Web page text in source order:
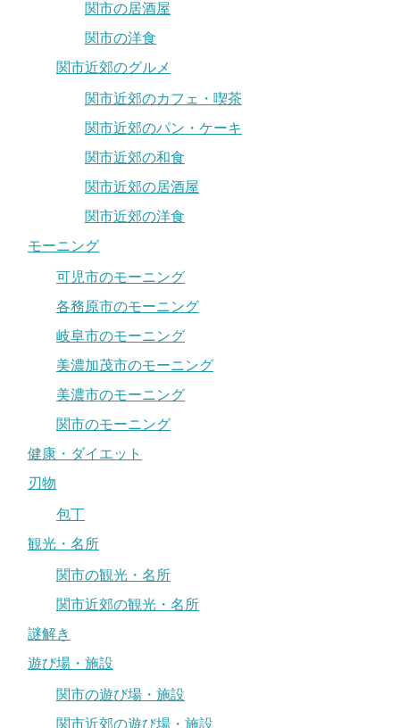
関市の居酒屋
関市の洋食
関市近郊のグルメ
関市近郊のカフェ・喫茶
関市近郊のパン・ケーキ
関市近郊の和食
関市近郊の居酒屋
関市近郊の洋食
モーニング
可児市のモーニング
各務原市のモーニング
岐阜市のモーニング
美濃加茂市のモーニング
美濃市のモーニング
関市のモーニング
健康・ダイエット
刃物
包丁
観光・名所
関市の観光・名所
関市近郊の観光・名所
謎解き
遊び場・施設
関市の遊び場・施設
関市近郊の遊び場・施設